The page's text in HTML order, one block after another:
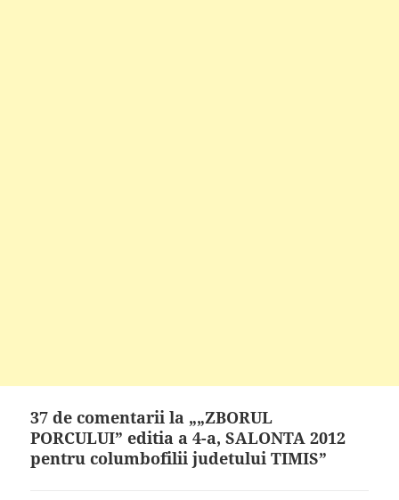
37 de comentarii la „„ZBORUL
PORCULUI” editia a 4-a, SALONTA 2012
pentru columbofilii judetului TIMIS”